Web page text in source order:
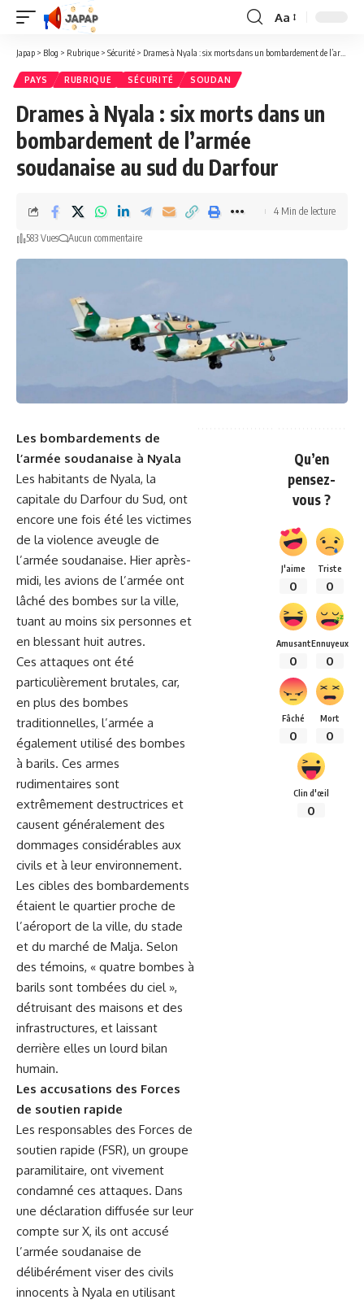
Redimensionner
la
Aa
Japap > Blog > Rubrique > Sécurité > Drames à Nyala : six morts dans un bombardement de l’armée soudanaise au sud du Darfour
PAYS RUBRIQUE SÉCURITÉ SOUDAN
Drames à Nyala : six morts dans un
bombardement de l’armée
soudanaise au sud du Darfour
583 Vues Aucun commentaire
4 Min de lecture
Les bombardements de​
l’armée soudanaise à Nyala
Les habitants ⁢ de Nyala, la
capitale du Darfour du Sud, ont
⁢encore une fois‍ été les victimes
de la violence aveugle de
l’armée soudanaise. Hier après-
midi, les avions de l’armée ont
lâché des bombes sur la ville,
tuant⁣ au moins six personnes et
en ‍blessant⁤ huit autres.
Ces attaques‌ ont été
particulièrement brutales, car,
en plus des bombes
traditionnelles, l’armée a
également utilisé‌ des bombes
‌à barils. Ces armes
‌rudimentaires sont
extrêmement destructrices‌ et
causent généralement⁣ des‍
dommages considérables aux
civils et à leur⁤ environnement.
Les cibles des bombardements
étaient le quartier proche de
l’aéroport ⁤de⁢ la ville, ⁣du stade
et du marché de Malja.​ Selon
des témoins, « quatre ⁣bombes à
barils sont tombées du ciel »,
⁣détruisant des maisons ⁤et des
infrastructures,​ et ​laissant
derrière elles un lourd bilan
humain.
Les accusations ‌des Forces
de soutien rapide
Les responsables des ⁣Forces de
soutien rapide (FSR), un groupe
paramilitaire, ont ​vivement
condamné ces attaques. Dans
une déclaration diffusée sur leur
compte sur​ X, ils ont accusé
l’armée soudanaise de
délibérément viser des civils
innocents à Nyala en utilisant
Qu’en
pensez-
vous ?
J'aime
0
Triste
0
Amusant
0
Ennuyeux
0
Fâché
0
Mort
0
Clin d'œil
0